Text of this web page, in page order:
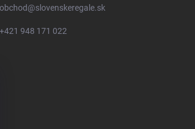
obchod@slovenskeregale.sk
+421 948 171 022